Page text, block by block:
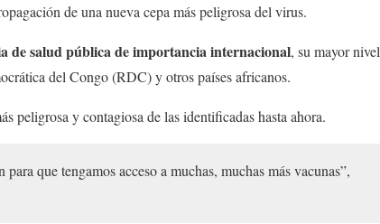
de una nueva cepa más peligrosa del virus.
de salud públicade importancia internacional, su mayor nivel
del Congo (RDC) y otros países africanos.
peligrosa y contagiosa de las identificadas hasta ahora.
que tengamos acceso a muchas, muchas más vacunas”,